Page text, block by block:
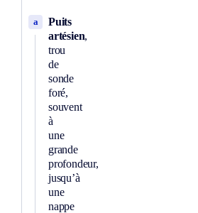
Puits
artésien,
trou
de
sonde
foré,
souvent
à
une
grande
profondeur,
jusqu’à
une
nappe
a